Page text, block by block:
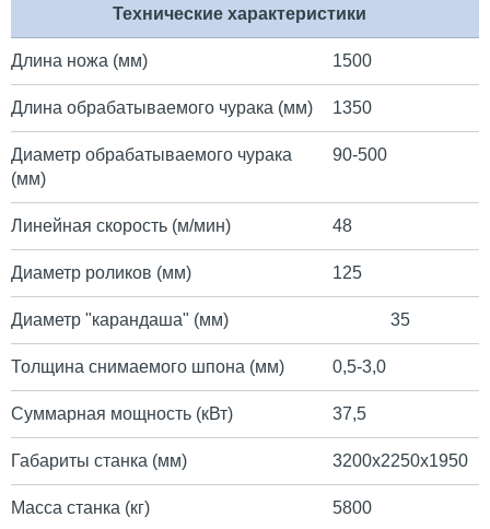
Технические характеристики
Длина ножа (мм) 1500
Длина обрабатываемого чурака (мм) 1350
Диаметр обрабатываемого чурака
(мм)
90-500
Линейная скорость (м/мин) 48
Диаметр роликов (мм) 125
Диаметр "карандаша" (мм) 35
Толщина снимаемого шпона (мм) 0,5-3,0
Суммарная мощность (кВт) 37,5
Габариты станка (мм) 3200х2250х1950
Масса станка (кг) 5800